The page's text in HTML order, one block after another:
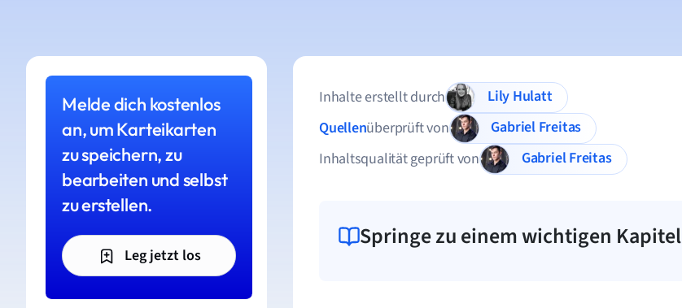
Melde dich kostenlos
an, um Karteikarten
zu speichern, zu
bearbeiten und selbst
zu erstellen.
Leg jetzt los
Inhalte erstellt durch
Lily Hulatt
Quellenüberprüft von
Gabriel Freitas
Inhaltsqualität geprüft von
Gabriel Freitas
Springe zu einem wichtigen Kapitel